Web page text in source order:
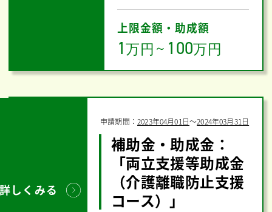
上限金額・助成額
1万円 ～ 100万円
詳しくみる
申請期間：2023年04月01日〜2024年03月31日
補助金・助成金：
「両立支援等助成金
（介護離職防止支援
コース）」